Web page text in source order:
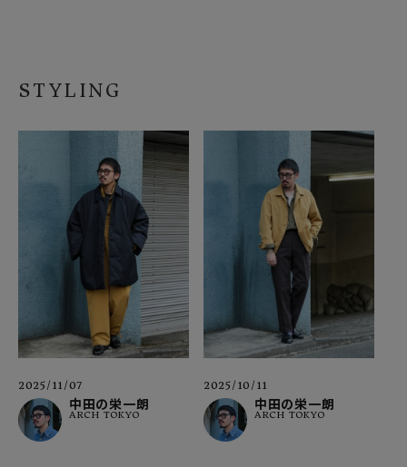
STYLING
2025/11/07
中田の栄一朗
ARCH TOKYO
2025/10/11
中田の栄一朗
ARCH TOKYO